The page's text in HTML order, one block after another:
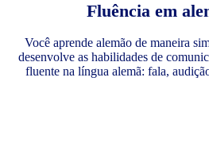
Fluência em
Você aprende alemão de maneira
desenvolve as habilidades de
fluente na língua alemã: fala,